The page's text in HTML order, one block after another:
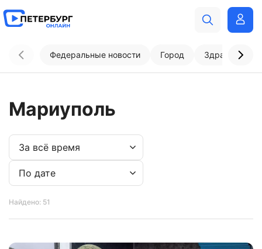
Федеральные новости Город
Мариуполь
Найдено: 51